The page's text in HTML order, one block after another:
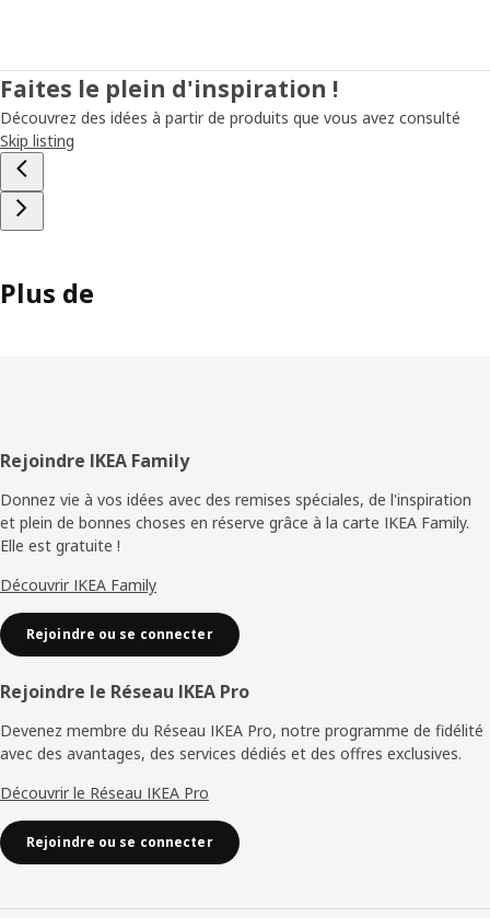
Faites le plein d'inspiration !
Découvrez des idées à partir de produits que vous avez consulté
Skip listing
Plus de
Pied
de
page
Rejoindre IKEA Family
Donnez vie à vos idées avec des remises spéciales, de l'inspiration
et plein de bonnes choses en réserve grâce à la carte IKEA Family.
Elle est gratuite !
Découvrir IKEA Family
Rejoindre ou se connecter
Rejoindre le Réseau IKEA Pro
Devenez membre du Réseau IKEA Pro, notre programme de fidélité
avec des avantages, des services dédiés et des offres exclusives.
Découvrir le Réseau IKEA Pro
Rejoindre ou se connecter